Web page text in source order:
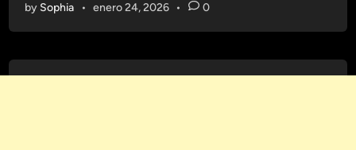
d
by Sophia • enero 24, 2026 • 0